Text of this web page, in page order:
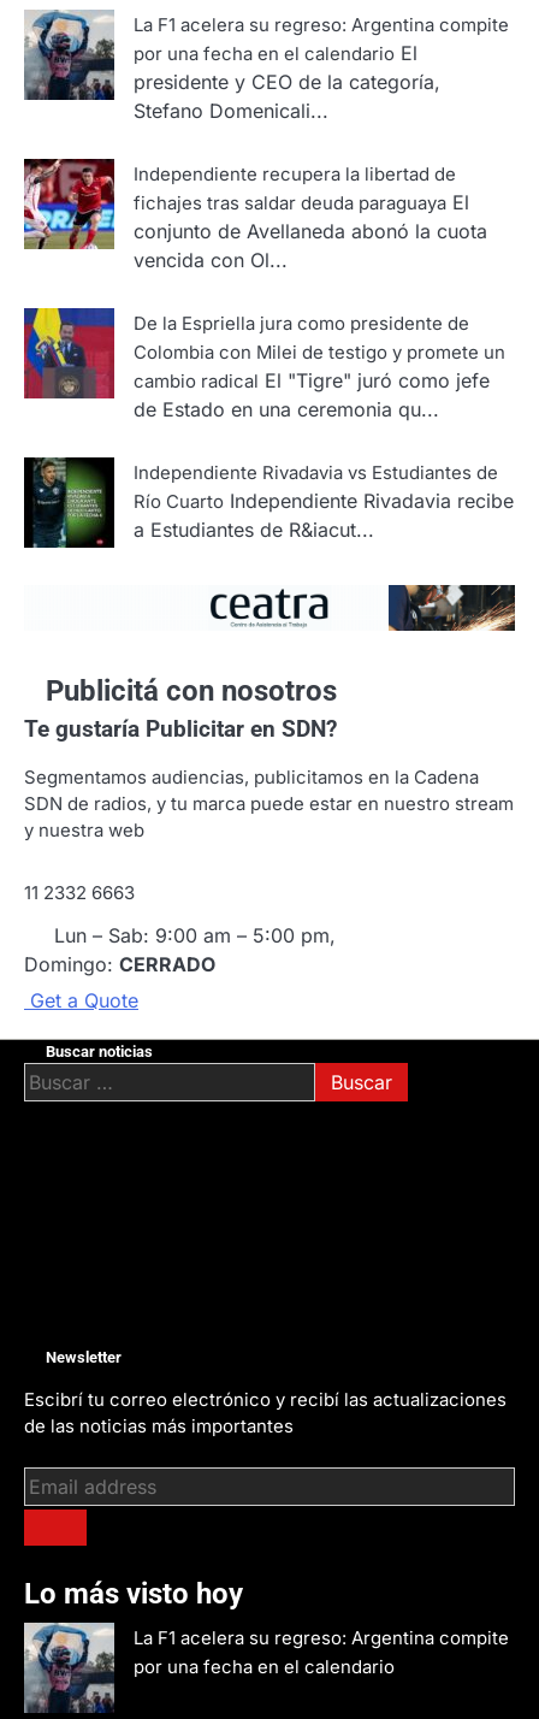
La F1 acelera su regreso: Argentina compite
por una fecha en el calendario El
presidente y CEO de la categoría,
Stefano Domenicali...
Independiente recupera la libertad de
fichajes tras saldar deuda paraguaya El
conjunto de Avellaneda abonó la cuota
vencida con Ol...
De la Espriella jura como presidente de
Colombia con Milei de testigo y promete un
cambio radical El "Tigre" juró como jefe
de Estado en una ceremonia qu...
Independiente Rivadavia vs Estudiantes de
Río Cuarto Independiente Rivadavia recibe
a Estudiantes de R&iacut...
Publicitá con nosotros
Te gustaría Publicitar en SDN?
Segmentamos audiencias, publicitamos en la Cadena
SDN de radios, y tu marca puede estar en nuestro stream
y nuestra web
11 2332 6663
Lun – Sab: 9:00 am – 5:00 pm,
Domingo: CERRADO
Get a Quote
Buscar noticias
Buscar:
Newsletter
Escibrí tu correo electrónico y recibí las actualizaciones
de las noticias más importantes
Lo más visto hoy
La F1 acelera su regreso: Argentina compite
por una fecha en el calendario